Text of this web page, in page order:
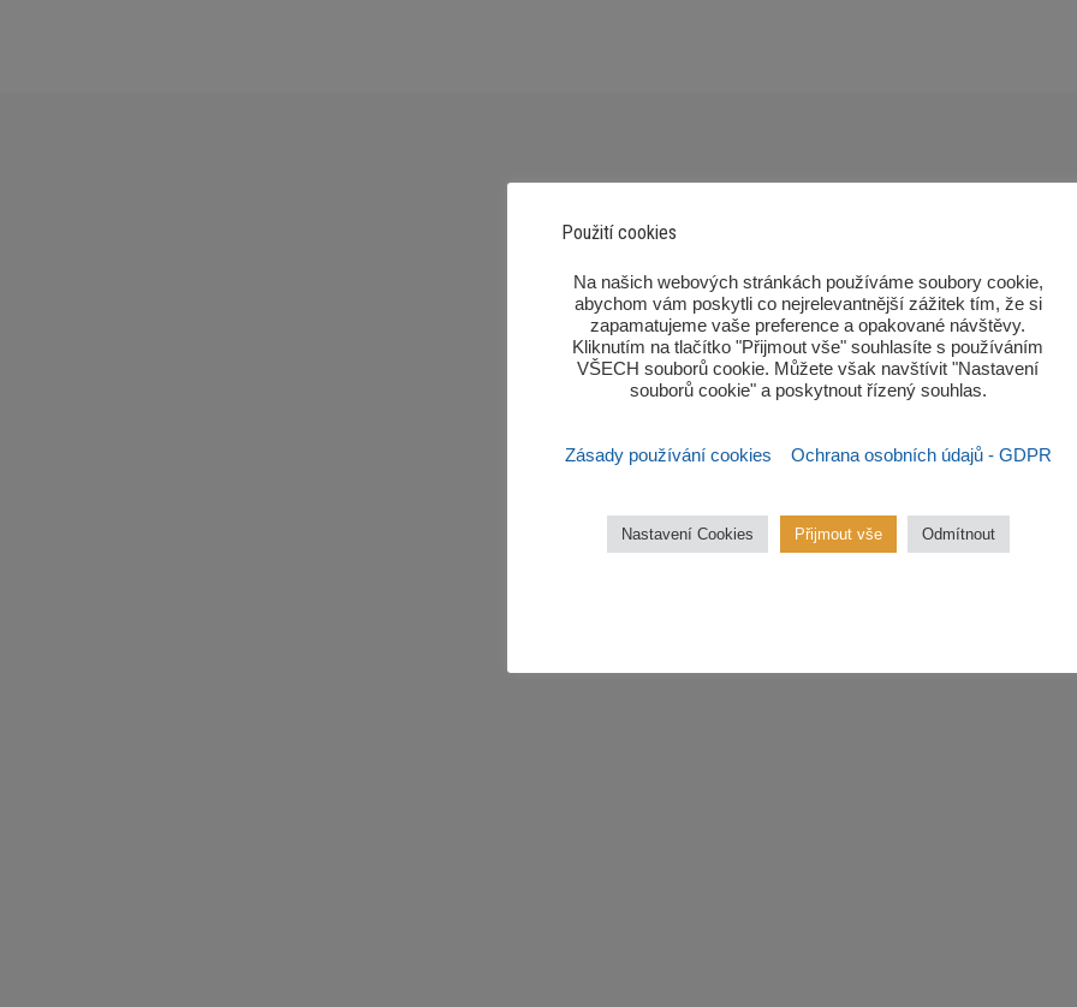
Použití cookies
‎Na našich webových stránkách používáme soubory cookie,
abychom vám poskytli co nejrelevantnější zážitek tím, že si
zapamatujeme vaše preference a opakované návštěvy.
Kliknutím na tlačítko "Přijmout vše" souhlasíte s používáním
VŠECH souborů cookie. Můžete však navštívit "Nastavení
souborů cookie" a poskytnout řízený souhlas.‎
Zásady používání cookies Ochrana osobních údajů - GDPR
Nastavení Cookies Přijmout vše Odmítnout